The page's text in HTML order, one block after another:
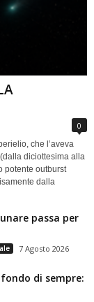
0
che l’aveva
diciottesima alla
potente outburst
dalla
passa per
7 Agosto 2026
di sempre: